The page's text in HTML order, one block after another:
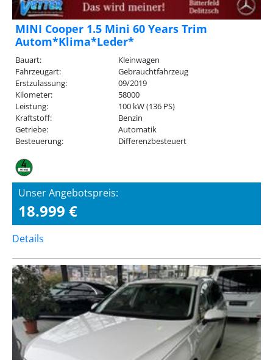
MINI Cooper 1.5 Mini 60 Years Trim
Autom*Klima*Leder*
Bauart:
Kleinwagen
Fahrzeugart:
Gebrauchtfahrzeug
Erstzulassung:
09/2019
Kilometer:
58000
Leistung:
100 kW (136 PS)
Kraftstoff:
Benzin
Getriebe:
Automatik
Besteuerung:
Differenzbesteuert
Unser Angebotspreis:
18.999 €
Details